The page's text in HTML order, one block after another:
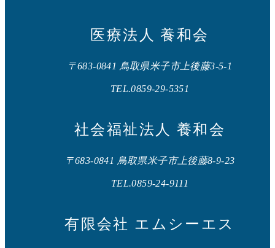
医療法人 養和会
〒683-0841 鳥取県米子市上後藤3-5-1
TEL.0859-29-5351
社会福祉法人 養和会
〒683-0841 鳥取県米子市上後藤8-9-23
TEL.0859-24-9111
有限会社 エムシーエス